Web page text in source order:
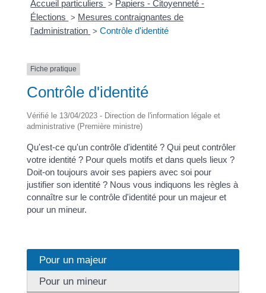
Accueil particuliers > Papiers - Citoyenneté -
Élections > Mesures contraignantes de
l'administration > Contrôle d'identité
Fiche pratique
Contrôle d'identité
Vérifié le 13/04/2023 - Direction de l'information légale et
administrative (Première ministre)
Qu'est-ce qu'un contrôle d'identité ? Qui peut contrôler
votre identité ? Pour quels motifs et dans quels lieux ?
Doit-on toujours avoir ses papiers avec soi pour
justifier son identité ? Nous vous indiquons les règles à
connaître sur le contrôle d'identité pour un majeur et
pour un mineur.
Pour un majeur
Pour un mineur